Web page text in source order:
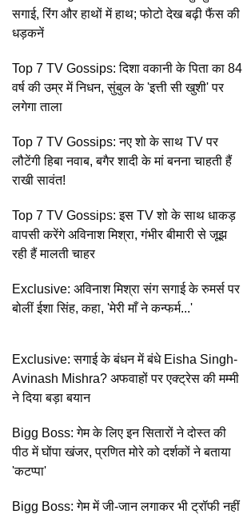
सगाई, रिंग और हाथों में हाथ; फोटो देख बढ़ी फैंस की
धड़कनें
Top 7 TV Gossips: दिशा वकानी के पिता का 84
वर्ष की उम्र में निधन, सुंबुल के 'इत्ती सी खुशी' पर
लगेगा ताला
Top 7 TV Gossips: नए शो के साथ TV पर
लौटेंगी हिबा नवाब, बगैर शादी के मां बनना चाहती हैं
राखी सावंत!
Top 7 TV Gossips: इस TV शो के साथ धाकड़
वापसी करेंगे अविनाश मिश्रा, गंभीर बीमारी से जूझ
रही हैं मालती चाहर
Exclusive: अविनाश मिश्रा संग सगाई के रुमर्स पर
बोलीं ईशा सिंह, कहा, 'मेरी माँ ने कन्फर्म...'
Exclusive: सगाई के बंधन में बंधे Eisha Singh-
Avinash Mishra? अफवाहों पर एक्ट्रेस की मम्मी
ने दिया बड़ा बयान
Bigg Boss: गेम के लिए इन सितारों ने दोस्त की
पीठ में घोंपा खंजर, प्रणित मोरे को दर्शकों ने बताया
'कटप्पा'
Bigg Boss: गेम में जी-जान लगाकर भी ट्रॉफी नहीं